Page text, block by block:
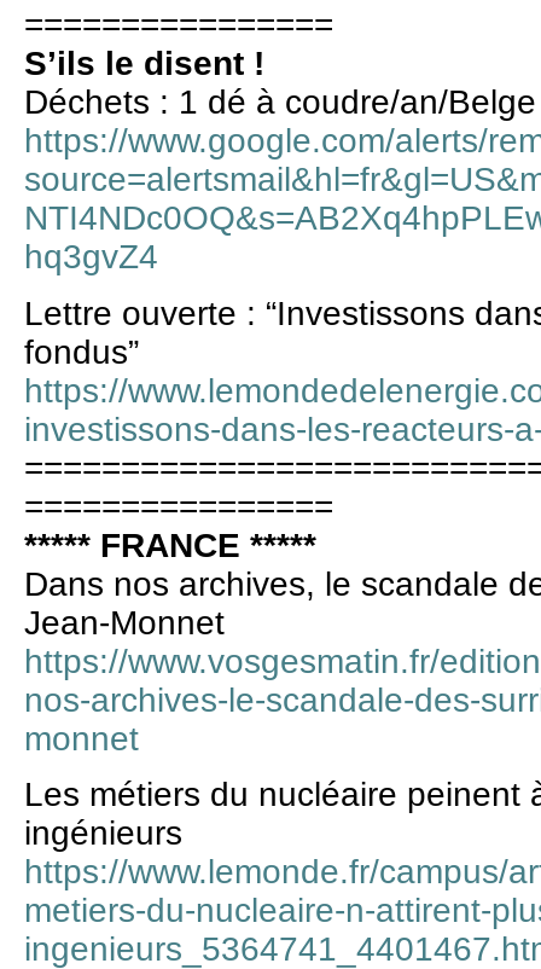
================
S’ils le disent !
Déchets : 1 dé à coudre/an/Belge
https://www.google.com/alerts/
hq3gvZ4
Lettre ouverte : “Investissons
fondus”
https://
investissons-dans-les-reacteurs-
================
***** FRANCE *****
Dans nos archives, le scandale
Jean-Monnet
https://www.vosgesmatin.fr/
nos-archives-le-scandale-des-
monnet
Les métiers du nucléaire peinent
ingénieurs
https://www.lemonde.fr/campus/
metiers-du-nucleaire-n-attirent-